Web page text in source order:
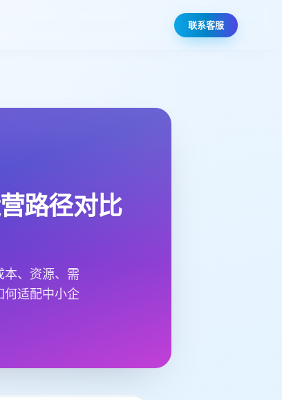
联系客服
路径对比
本、资源、需
何适配中小企